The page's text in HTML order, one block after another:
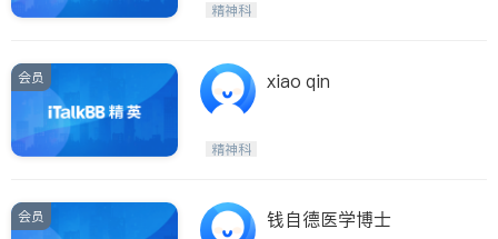
精神科
会员 xiao qin
精神科
会员 钱自德医学博士